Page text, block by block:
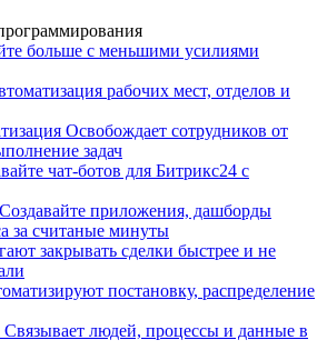
больше с меньшими усилиями
рабочих мест, отделов и
Освобождает сотрудников от
задач
чат-ботов для Битрикс24 с
Создавайте приложения, дашборды
за считаные минуты
закрывать сделки быстрее и не
постановку, распределение
Связывает людей, процессы и данные в